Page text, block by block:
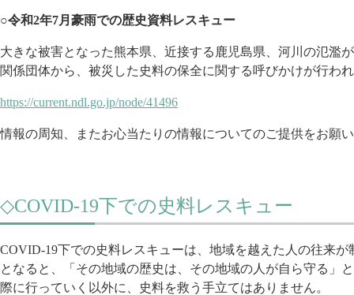
○令和2年7月豪雨での歴史資料レスキュー
大きな被害となった熊本県、近接する鹿児島県、河川の氾濫
関係団体から、被災した史料の保全に関する呼びかけが行わ
https://current.ndl.go.jp/node/41496
情報の周知、またお心当たりの情報についてのご提供をお願
◇COVID-19下での史料レスキュー
COVID-19下での史料レスキューは、地域を越えた人の往来が
となると、「 その地域の歴史は、その地域の人が自ら守る」
際に行っていく以外に、史料を救う手立てはあ りません。